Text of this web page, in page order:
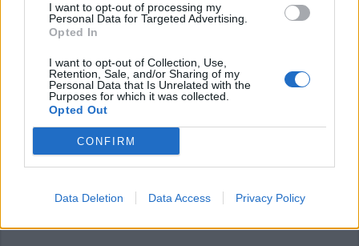
I want to opt-out of processing my
Personal Data for Targeted Advertising.
Opted In
I want to opt-out of Collection, Use,
Retention, Sale, and/or Sharing of my
Personal Data that Is Unrelated with the
Purposes for which it was collected.
Opted Out
CONFIRM
Data Deletion Data Access Privacy Policy
L'email è richiesta ma non verrà mostrata ai visitatori. Il contenuto di questo
commento esprime il pensiero dell'autore e non rappresenta la linea editoriale
di VareseNews.it, che rimane autonoma e indipendente. I messaggi inclusi nei
commenti non sono testi giornalistici, ma post inviati dai singoli lettori che
che includano uno o più link a siti esterni verranno rimossi in automatico dal